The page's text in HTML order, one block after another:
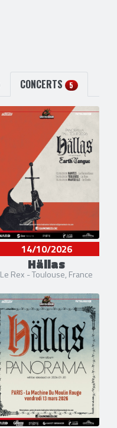
CONCERTS 5
14/10/2026
Hällas
Le Rex - Toulouse, France